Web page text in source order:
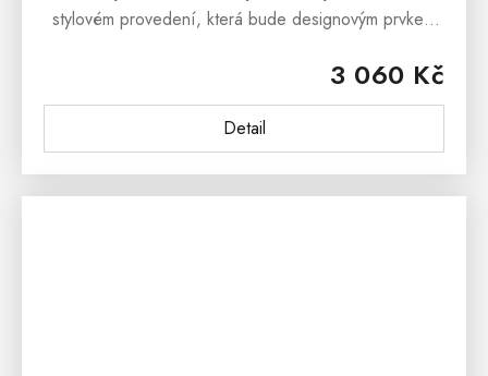
3 060 Kč
Detail
stylovém provedení, která bude designovým prvkem
židle FILO je vyrobena...